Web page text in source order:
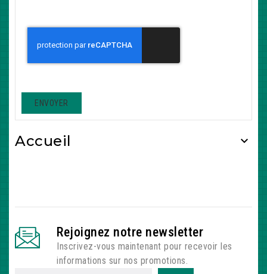
Accueil 
Rejoignez notre newsletter
Inscrivez-vous maintenant pour recevoir les
informations sur nos promotions.